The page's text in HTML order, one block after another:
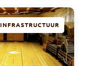
INFRASTRUCTUUR